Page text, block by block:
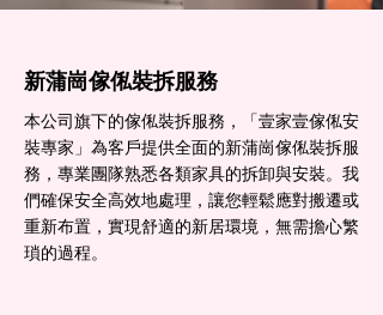
新蒲崗傢俬裝拆服務
本公司旗下的傢俬裝拆服務，「壹家壹傢俬安
裝專家」為客戶提供全面的新蒲崗傢俬裝拆服
務，專業團隊熟悉各類家具的拆卸與安裝。我
們確保安全高效地處理，讓您輕鬆應對搬遷或
重新布置，實現舒適的新居環境，無需擔心繁
瑣的過程。